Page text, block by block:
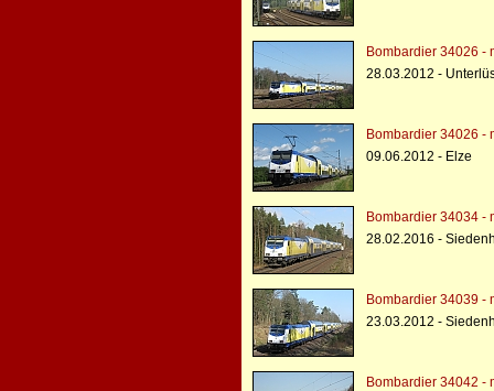
Bombardier 34026 -
28.03.2012 -
Bombardier 34026 -
09.06.2012 - Elze
Bombardier 34034 -
28.02.2016 -
Bombardier 34039 -
23.03.2012 -
Bombardier 34042 -